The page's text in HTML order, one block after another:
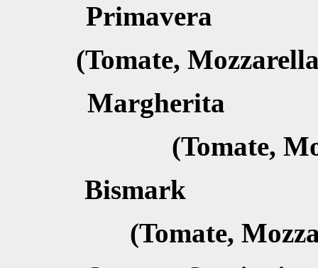
(Tomate,
(Tomate,
(Tomate,